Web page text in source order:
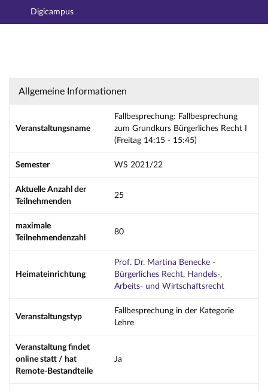
Hauptnavigation
Digicampus
Fallbesprechung: Fallbesprechung zum
Allgemeine Informationen
Veranstaltungsname
Fallbesprechung: Fallbesprechung
zum Grundkurs Bürgerliches Recht I
(Freitag 14:15 - 15:45)
Semester WS 2021/22
Aktuelle Anzahl der
Teilnehmenden
25
maximale
Teilnehmendenzahl
80
Heimateinrichtung
Prof. Dr. Martina Benecke -
Bürgerliches Recht, Handels-,
Arbeits- und Wirtschaftsrecht
Veranstaltungstyp
Fallbesprechung in der Kategorie
Lehre
Veranstaltung findet
online statt / hat
Remote-Bestandteile
Ja